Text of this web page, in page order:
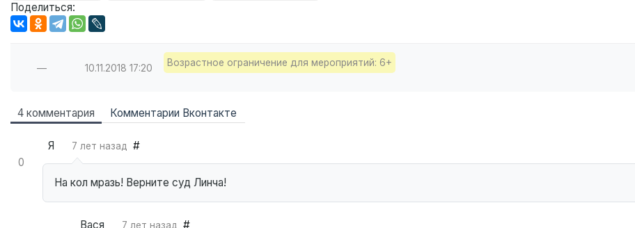
Поделиться:
— 10.11.2018 17:20 Возрастное ограничение для мероприятий: 6+
4 комментария Комментарии Вконтакте
0
Я 7 лет назад #
На кол мразь! Верните суд Линча!
Вася 7 лет назад #